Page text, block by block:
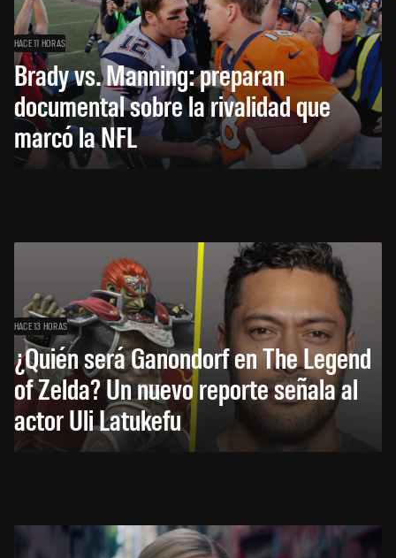
HACE 11 HORAS
Brady vs. Manning: preparan
documental sobre la rivalidad que
marcó la NFL
HACE 13 HORAS
¿Quién será Ganondorf en The Legend
of Zelda? Un nuevo reporte señala al
actor Uli Latukefu